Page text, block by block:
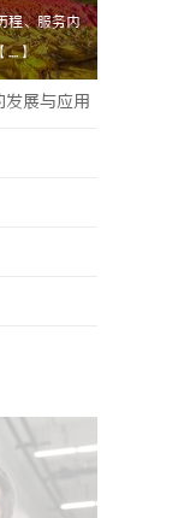
程、服务内
】
发展与应用